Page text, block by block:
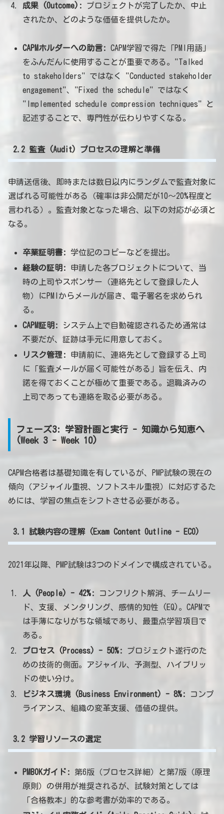
成果 (Outcome):
プロジェクトが完了したか、中止
されたか、どのような価値を提供したか。
CAPMホルダーへの助言:
CAPM学習で得た「PMI用語」
をふんだんに使用することが重要である。"Talked
to stakeholders" ではなく "Conducted stakeholder
engagement"、"Fixed the schedule" ではなく
"Implemented schedule compression techniques" と
記述することで、専門性が伝わりやすくなる。
2.2 監査 (Audit) プロセスの理解と準備
申請送信後、即時または数日以内にランダムで監査対象に
選ばれる可能性がある（確率は非公開だが10〜20%程度と
言われる）。監査対象となった場合、以下の対応が必須と
なる。
卒業証明書:
学位記のコピーなどを提出。
経験の証明:
申請した各プロジェクトについて、当
時の上司やスポンサー（連絡先として登録した人
物）にPMIからメールが届き、電子署名を求められ
る。
CAPM証明:
システム上で自動確認されるため通常は
不要だが、証跡は手元に用意しておく。
リスク管理:
申請前に、連絡先として登録する上司
に「監査メールが届く可能性がある」旨を伝え、内
諾を得ておくことが極めて重要である。退職済みの
上司であっても連絡を取る必要がある。
フェーズ3: 学習計画と実行 - 知識から知恵へ
(Week 3 - Week 10)
CAPM合格者は基礎知識を有しているが、PMP試験の現在の
傾向（アジャイル重視、ソフトスキル重視）に対応するた
めには、学習の焦点をシフトさせる必要がある。
3.1 試験内容の理解 (Exam Content Outline - ECO)
2021年以降、PMP試験は3つのドメインで構成されている。
人 (People) - 42%:
コンフリクト解消、チームリー
ド、支援、メンタリング、感情的知性 (EQ)。CAPMで
は手薄になりがちな領域であり、最重点学習項目で
ある。
プロセス (Process) - 50%:
プロジェクト遂行のた
めの技術的側面。アジャイル、予測型、ハイブリッ
ドの使い分け。
ビジネス環境 (Business Environment) - 8%:
コンプ
ライアンス、組織の変革支援、価値の提供。
3.2 学習リソースの選定
PMBOKガイド:
第6版（プロセス詳細）と第7版（原理
原則）の併用が推奨されるが、試験対策としては
「合格教本」的な参考書が効率的である。